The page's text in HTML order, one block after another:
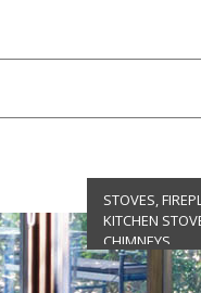
STOVES,
KITCHEN
CHIMNEYS